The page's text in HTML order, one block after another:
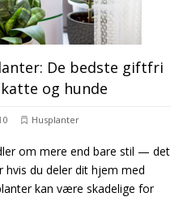
De bedste giftfri
og hunde
0 Husplanter
om mere end bare stil — det
du deler dit hjem med
kan være skadelige for